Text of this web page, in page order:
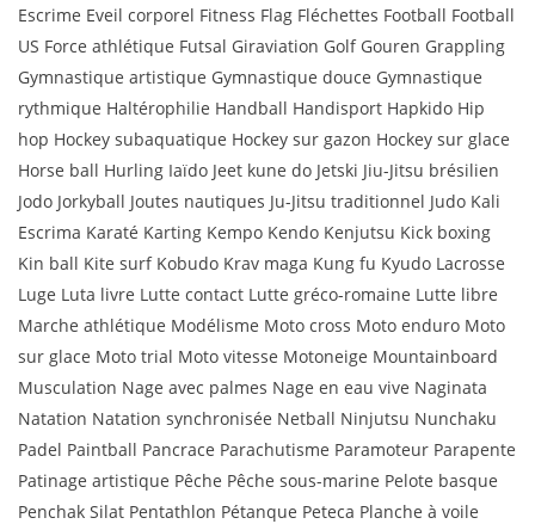
Escrime Eveil corporel Fitness Flag Fléchettes Football Football
US Force athlétique Futsal Giraviation Golf Gouren Grappling
Gymnastique artistique Gymnastique douce Gymnastique
rythmique Haltérophilie Handball Handisport Hapkido Hip
hop Hockey subaquatique Hockey sur gazon Hockey sur glace
Horse ball Hurling Iaïdo Jeet kune do Jetski Jiu-Jitsu brésilien
Jodo Jorkyball Joutes nautiques Ju-Jitsu traditionnel Judo Kali
Escrima Karaté Karting Kempo Kendo Kenjutsu Kick boxing
Kin ball Kite surf Kobudo Krav maga Kung fu Kyudo Lacrosse
Luge Luta livre Lutte contact Lutte gréco-romaine Lutte libre
Marche athlétique Modélisme Moto cross Moto enduro Moto
sur glace Moto trial Moto vitesse Motoneige Mountainboard
Musculation Nage avec palmes Nage en eau vive Naginata
Natation Natation synchronisée Netball Ninjutsu Nunchaku
Padel Paintball Pancrace Parachutisme Paramoteur Parapente
Patinage artistique Pêche Pêche sous-marine Pelote basque
Penchak Silat Pentathlon Pétanque Peteca Planche à voile